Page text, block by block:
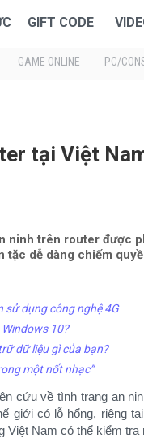
GIFT CODE
GAME ONLINE PC/
tại Việt
ninh trên router được
dễ dàng chiếm
sử dụng công nghệ 4G
10?
dữ liệu gì của bạn?
một nốt nhạc”
cứu về tình trạng an
giới có lỗ hổng, riêng
Việt Nam có thể kiểm tra